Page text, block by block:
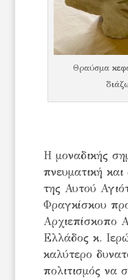
Θραύσμα
Η μοναδικής
πνευματική και
της Αυτού
Φραγκίσκου
Αρχιεπίσκοπο
Ελλάδος κ.
καλύτερο
πολιτισμός να